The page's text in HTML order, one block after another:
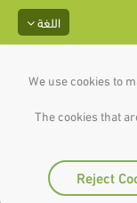
We use cookies to
The cookies that
Reject
اللغة